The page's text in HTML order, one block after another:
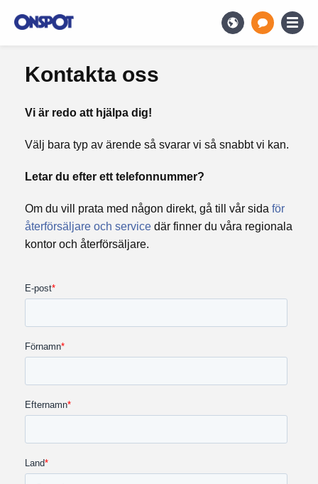
Kontakta oss
Vi är redo att hjälpa dig!
Välj bara typ av ärende så svarar vi så snabbt vi kan.
Letar du efter ett telefonnummer?
Om du vill prata med någon direkt, gå till vår sida för
återförsäljare och service där finner du våra regionala
kontor och återförsäljare.